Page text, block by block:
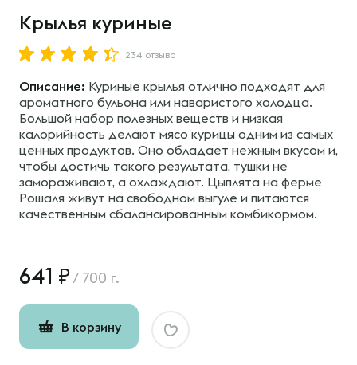
Крылья куриные
234 отзыва
Описание: Куриные крылья отлично подходят для
ароматного бульона или наваристого холодца.
Большой набор полезных веществ и низкая
калорийность делают мясо курицы одним из самых
ценных продуктов. Оно обладает нежным вкусом и,
чтобы достичь такого результата, тушки не
замораживают, а охлаждают. Цыплята на ферме
Рошаля живут на свободном выгуле и питаются
качественным сбалансированным комбикормом.
641 / 700 г.
В корзину